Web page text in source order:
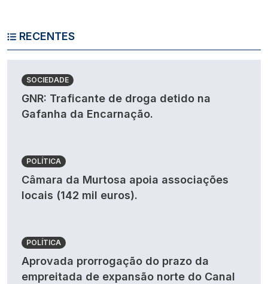
RECENTES
SOCIEDADE
GNR: Traficante de droga detido na
Gafanha da Encarnação.
POLÍTICA
Câmara da Murtosa apoia associações
locais (142 mil euros).
POLÍTICA
Aprovada prorrogação do prazo da
empreitada de expansão norte do Canal